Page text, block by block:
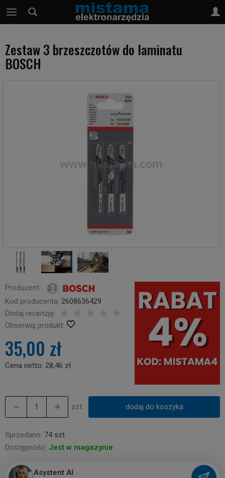
Zestaw 3 brzeszczotów do laminatu
BOSCH
Producent:
Kod producenta: 2608636429
Dodaj recenzję:
Obserwuj produkt:
35,00 zł
Cena netto: 28,46 zł
szt. dodaj do koszyka
Sprzedano: 74 szt.
Dostępność: Jest w magazynie
Asystent AI